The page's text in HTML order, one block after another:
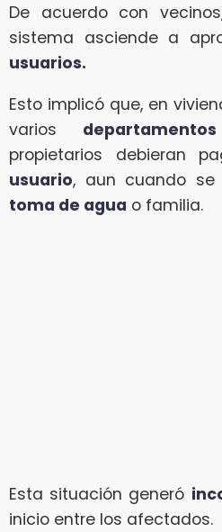
De acuerdo con
sistema asciende a
usuarios.
Esto implicó que, en
varios departamentos
propietarios debieran
usuario, aun cuando
toma de agua o familia.
Esta situación generó
inicio entre los afectados.